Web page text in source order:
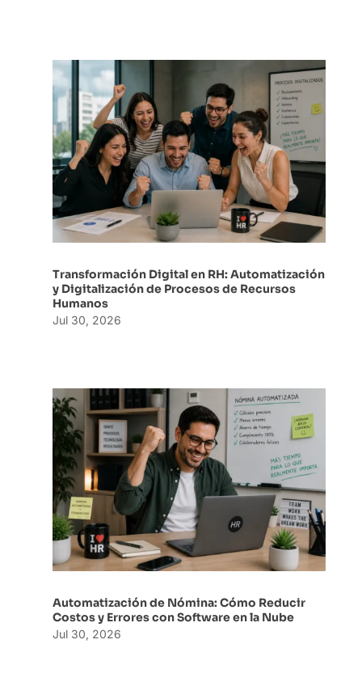
Transformación Digital en RH: Automatización
y Digitalización de Procesos de Recursos
Humanos
Jul 30, 2026
Automatización de Nómina: Cómo Reducir
Costos y Errores con Software en la Nube
Jul 30, 2026